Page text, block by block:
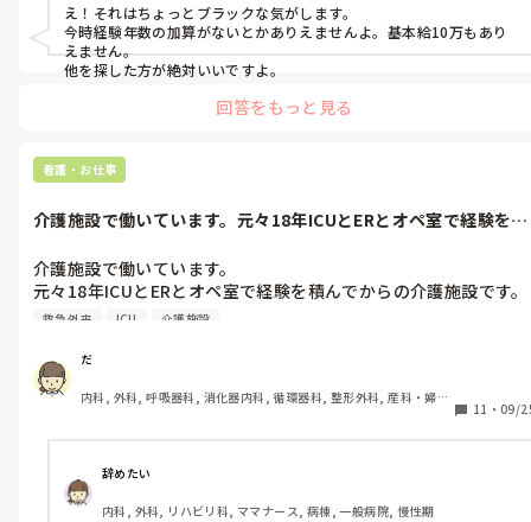
え！それはちょっとブラックな気がします。
今時経験年数の加算がないとかありえませんよ。基本給10万もあり
えません。
他を探した方が絶対いいですよ。
回答をもっと見る
看護・お仕事
介護施設で働いています。元々18年ICUとERとオペ室で経験を積
介護施設で働いています。
元々18年ICUとERとオペ室で経験を積んでからの介護施設です。
現在の介護施設の看護師さんは点滴や、膀胱留置カテーテル、パ
にのみしていたようです。
ところが、私が就職した途端、看護師がやることになり、しかも
私しかその技術をしません。
アルバイトですが、時給交渉はできるのでしょうか。
救急外来 ICU 介護施設
だ
内科, 外科, 呼吸器科, 消化器内科, 循環器科, 整形外科, 産科・婦人
科, 一般病院, 大学病院, オペ室, 透析
11 ・ 09/
辞めたい
内科, 外科, リハビリ科, ママナース, 病棟, 一般病院, 慢性期